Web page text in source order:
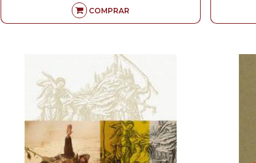
COMPRAR